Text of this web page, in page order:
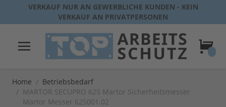
Direkt zum Inhalt
VERKAUF NUR AN GEWERBLICHE KUNDEN - KEIN
VERKAUF AN PRIVATPERSONEN
Home / Betriebsbedarf
/ MARTOR SECUPRO 625 Martor Sicherheitsmesser
Martor Messer 625001.02